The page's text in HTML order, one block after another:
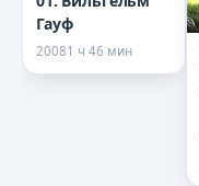
Гауф
20081 ч 46 мин